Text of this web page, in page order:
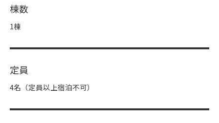
棟数
1棟
定員
4名（定員以上宿泊不可）